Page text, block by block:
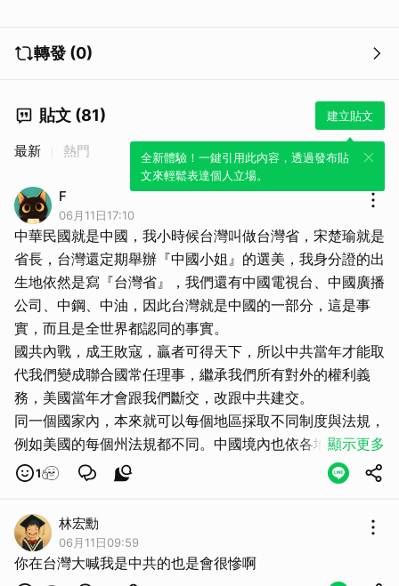
轉發 (0)
貼文 (81) 建立貼文
全新體驗！一鍵引用此內容，透過發布貼
文來輕鬆表達個人立場。
最新 熱門
F
06月11日17:10
中華民國就是中國，我小時候台灣叫做台灣省，宋楚瑜就是
省長，台灣還定期舉辦『中國小姐』的選美，我身分證的出
生地依然是寫『台灣省』，我們還有中國電視台、中國廣播
公司、中鋼、中油，因此台灣就是中國的一部分，這是事
實，而且是全世界都認同的事實。
國共內戰，成王敗寇，贏者可得天下，所以中共當年才能取
代我們變成聯合國常任理事，繼承我們所有對外的權利義
務，美國當年才會跟我們斷交，改跟中共建交。
同一個國家內，本來就可以每個地區採取不同制度與法規，
例如美國的每個州法規都不同。中國境內也依各地民情，設
有好幾個自治區或特別行政區，因此兩岸制度不同、各自治
我支持和平統一，一國兩制，我們明明可以變回泱泱大國，
成為聯合國常任理事國，何必自賤身份，做一個小小島國，
永遠對外國人搖尾乞憐，然後還不被世界所承認？民進黨無
顯示更多
1
林宏勳
06月11日09:59
你在台灣大喊我是中共的也是會很慘啊